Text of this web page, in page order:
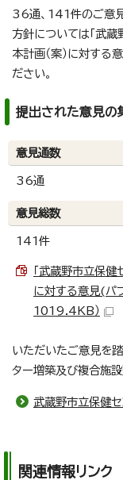
36通、141件のご意
方針については「武
本計画（案）に対する
ださい。
提出された意見の
意見通数
36通
意見総数
141件
「武蔵野市立保
に対する意見(パ
1019.4KB）
いただいたご意見を
ター増築及び複合施設
武蔵野市立保健
関連情報リンク